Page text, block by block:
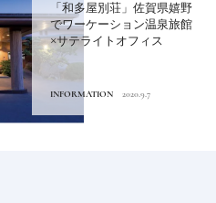
「和多屋別荘」佐賀県嬉野
でワーケーション温泉旅館
×サテライトオフィス
INFORMATION 2020.9.7